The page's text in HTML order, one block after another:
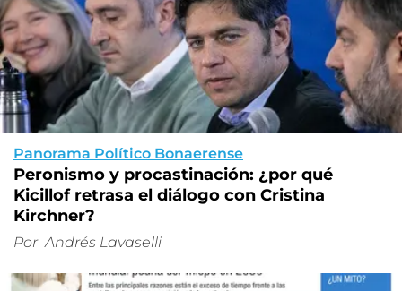
Panorama Político Bonaerense
Peronismo y procastinación: ¿por qué
Kicillof retrasa el diálogo con Cristina
Kirchner?
Por Andrés Lavaselli